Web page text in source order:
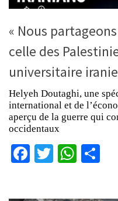
« Nous
celle des
universitaire
Helyeh Doutaghi, une
international et de
aperçu de la guerre qui
occidentaux
Facebook
Twitter